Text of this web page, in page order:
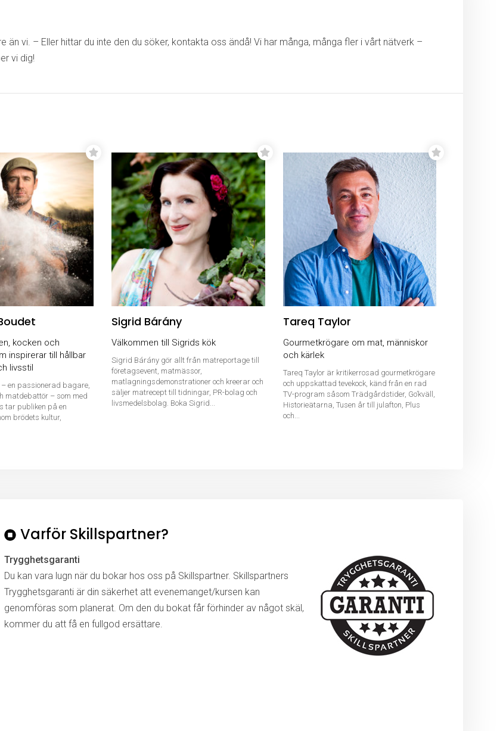
än vi. – Eller hittar du inte den du söker, kontakta oss ändå! Vi har många, många fler i vårt nätverk –
vi dig!
kocken och
inspirerar till hållbar
livsstil
en passionerad bagare,
matdebattör – som med
tar publiken på en
brödets kultur,
Sigrid Bárány
Välkommen till Sigrids kök
Sigrid Bárány gör allt från matreportage till
företagsevent, matmässor,
matlagningsdemonstrationer och kreerar och
säljer matrecept till tidningar, PR-bolag och
livsmedelsbolag. Boka Sigrid...
Tareq Taylor
Gourmetkrögare om mat, människor
och kärlek
Tareq Taylor är kritikerrosad gourmetkrögare
och uppskattad tevekock, känd från en rad
TV-program såsom Trädgårdstider, Go’kväll,
Historieätarna, Tusen år till julafton, Plus
och...
Varför Skillspartner?
Trygghetsgaranti
Du kan vara lugn när du bokar hos oss på Skillspartner. Skillspartners
Trygghetsgaranti är din säkerhet att evenemanget/kursen kan
genomföras som planerat. Om den du bokat får förhinder av något skäl,
kommer du att få en fullgod ersättare.